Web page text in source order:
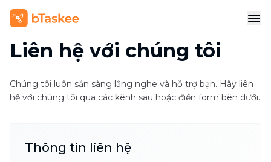
Liên hệ với chúng tôi
Chúng tôi luôn sẵn sàng lắng nghe và hỗ trợ bạn. Hãy liên
hệ với chúng tôi qua các kênh sau hoặc điền form bên dưới.
Thông tin liên hệ